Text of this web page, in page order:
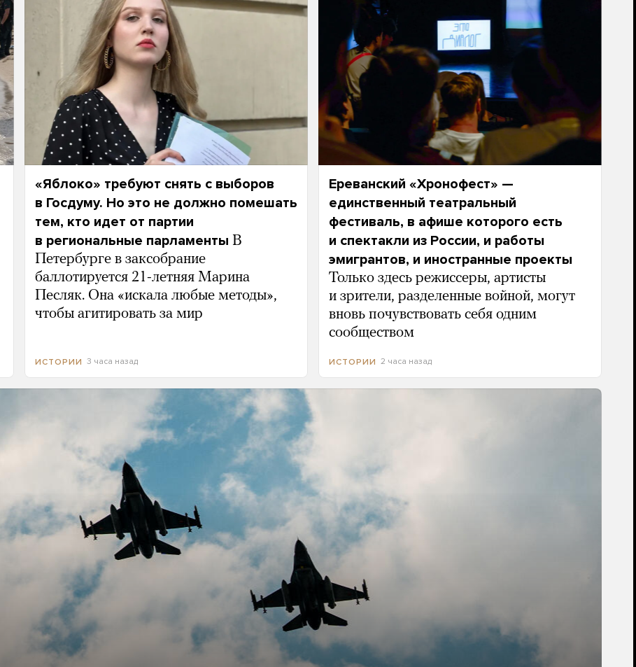
«Яблоко» требуют снять с выборов
в Госдуму. Но это не должно помешать
тем, кто идет от партии
в региональные парламенты В
Петербурге в заксобрание
баллотируется 21-летняя Марина
Песляк. Она «искала любые методы»,
чтобы агитировать за мир
ИСТОРИИ 3 часа назад
Ереванский «Хронофест» —
единственный театральный
фестиваль, в афише которого есть
и спектакли из России, и работы
эмигрантов, и иностранные проекты
Только здесь режиссеры, артисты
и зрители, разделенные войной, могут
вновь почувствовать себя одним
сообществом
ИСТОРИИ 2 часа назад